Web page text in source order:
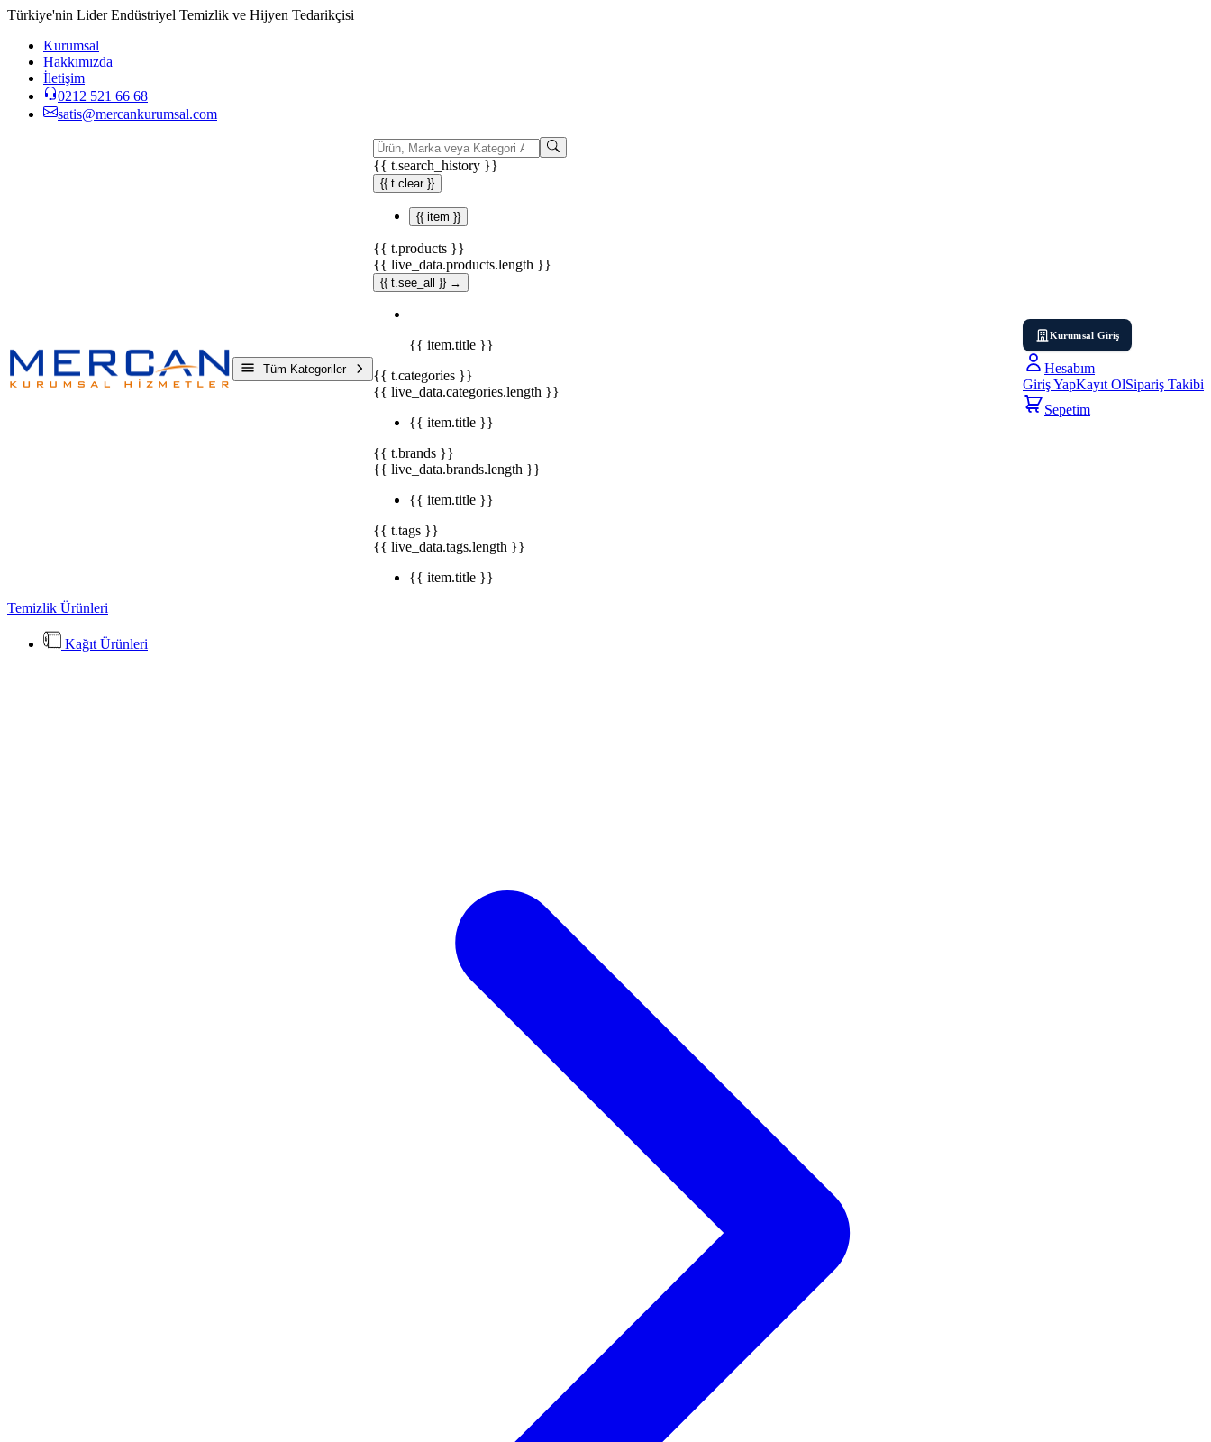
Türkiye'nin Lider Endüstriyel Temizlik ve Hijyen Tedarikçisi
Kurumsal
Hakkımızda
İletişim
0212 521 66 68
satis@mercankurumsal.com
Tüm Kategoriler
{{ t.search_history }}
{{ t.clear }}
{{ item }}
{{ t.products }}
{{ live_data.products.length }}
{{ t.see_all }} →
{{ item.title }}
{{ t.categories }}
{{ live_data.categories.length }}
{{ item.title }}
{{ t.brands }}
{{ live_data.brands.length }}
{{ item.title }}
{{ t.tags }}
{{ live_data.tags.length }}
{{ item.title }}
Kurumsal Giriş
Hesabım
Giriş YapKayıt OlSipariş Takibi
Sepetim
Temizlik Ürünleri
Kağıt Ürünleri